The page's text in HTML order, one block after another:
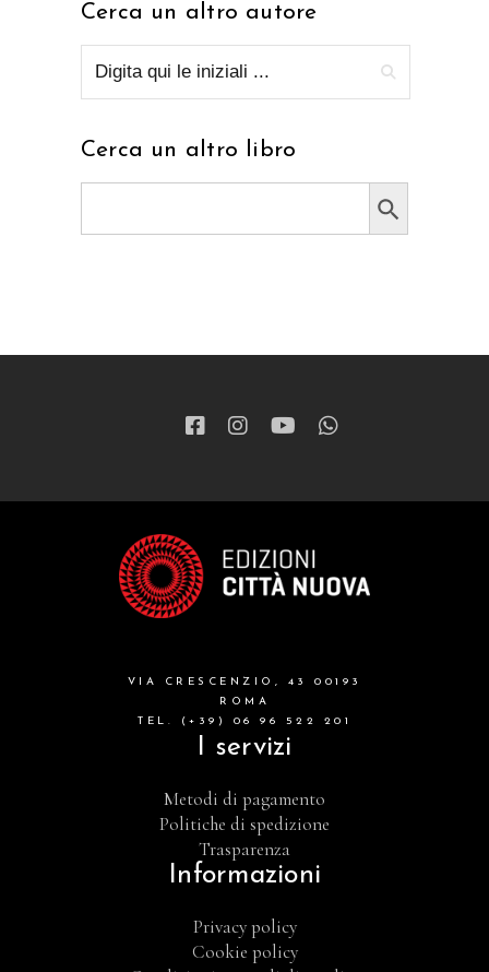
Cerca un altro autore
Cerca un altro libro
Search Button
VIA CRESCENZIO, 43 00193
ROMA
TEL. (+39) 06 96 522 201
I servizi
Metodi di pagamento
Politiche di spedizione
Trasparenza
Informazioni
Privacy policy
Cookie policy